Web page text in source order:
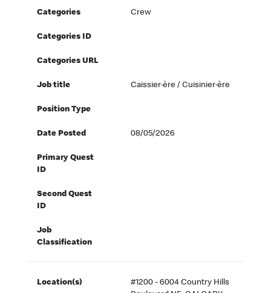
Categories Crew
Categories ID
Categories URL
Job title Caissier·ère / Cuisinier·ère
Position Type
Date Posted 08/05/2026
Primary Quest
ID
Second Quest
ID
Job
Classification
Location(s)
#1200 - 6004 Country Hills